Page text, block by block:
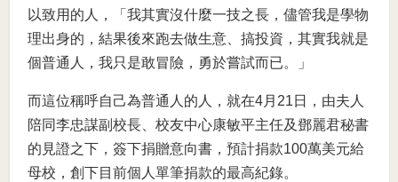
以致用的人，「我其實沒什麼一技之長，儘管我是學物
理出身的，結果後來跑去做生意、搞投資，其實我就是
個普通人，我只是敢冒險，勇於嘗試而已。」
而這位稱呼自己為普通人的人，就在4月21日，由夫人
陪同李忠謀副校長、校友中心康敏平主任及鄧麗君秘書
的見證之下，簽下捐贈意向書，預計捐款100萬美元給
母校，創下目前個人單筆捐款的最高紀錄。